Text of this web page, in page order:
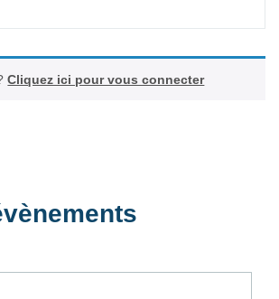
Cliquez ici pour vous connecter